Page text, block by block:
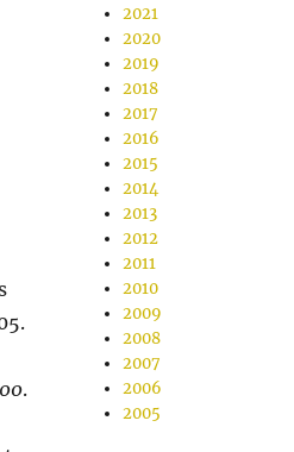
.
2021
2020
2019
2018
2017
2016
2015
2014
2013
2012
2011
2010
2009
2008
2007
2006
2005